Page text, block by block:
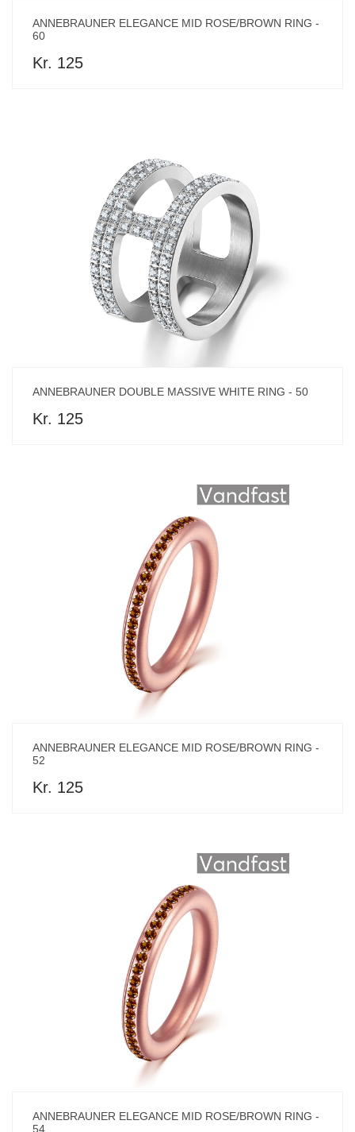
ANNEBRAUNER ELEGANCE MID ROSE/BROWN RING -
60
Kr. 125
ANNEBRAUNER DOUBLE MASSIVE WHITE RING - 50
Kr. 125
ANNEBRAUNER ELEGANCE MID ROSE/BROWN RING -
52
Kr. 125
ANNEBRAUNER ELEGANCE MID ROSE/BROWN RING -
54